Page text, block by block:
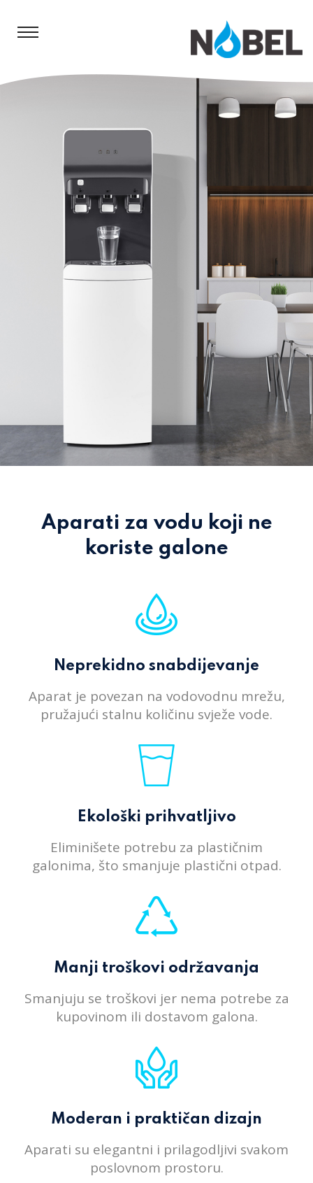
Aparati za vodu koji ne
koriste galone
Neprekidno snabdijevanje
Aparat je povezan na vodovodnu mrežu,
pružajući stalnu količinu svježe vode.
Ekološki prihvatljivo
Eliminišete potrebu za plastičnim
galonima, što smanjuje plastični otpad.
Manji troškovi održavanja
Smanjuju se troškovi jer nema potrebe za
kupovinom ili dostavom galona.
Moderan i praktičan dizajn
Aparati su elegantni i prilagodljivi svakom
poslovnom prostoru.